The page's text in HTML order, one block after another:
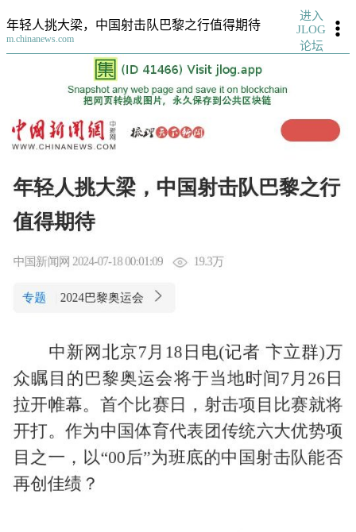
年轻人挑大梁，中国射击队巴黎之行值得期待
m.chinanews.com
进入
JLOG
论坛